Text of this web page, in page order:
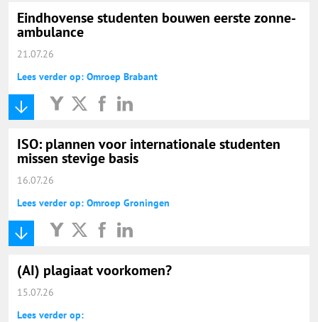
Eindhovense studenten bouwen eerste zonne-
ambulance
21.07.26
Lees verder op: Omroep Brabant
ISO: plannen voor internationale studenten
missen stevige basis
16.07.26
Lees verder op: Omroep Groningen
(AI) plagiaat voorkomen?
15.07.26
Lees verder op: